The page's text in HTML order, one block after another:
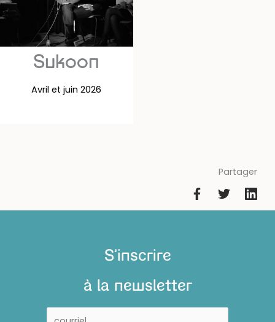
Sukoon
Avril et juin 2026
Partager
S'inscrire
à la newsletter